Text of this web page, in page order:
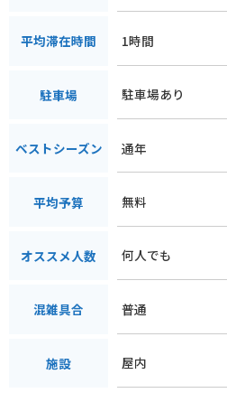
平均滞在時間 1時間
駐車場 駐車場あり
ベストシーズン 通年
平均予算 無料
オススメ人数 何人でも
混雑具合 普通
施設 屋内